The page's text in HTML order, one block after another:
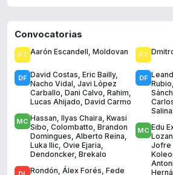
Convocatorias
Aarón Escandell, Moldovan
David Costas, Eric Bailly,
Nacho Vidal, Javi López
Carballo, Dani Calvo, Rahim,
Lucas Ahijado, David Carmo
Hassan, Ilyas Chaira, Kwasi
Sibo, Colombatto, Brandon
Domingues, Alberto Reina,
Luka Ilic, Ovie Ejaria,
Dendoncker, Brekalo
Rondón, Álex Forés, Fede
Rubio,
Edu
Jofre